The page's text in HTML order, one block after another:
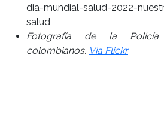
dia-mundial-salud-2022-
salud
Fotografía de la
colombianos. Via Flickr